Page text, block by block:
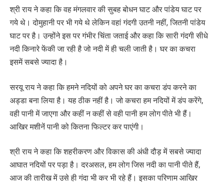
श्री राय ने कहा कि वह मंगलवार की सुबह बोधन घाट और पांडेय घाट पर
गये थे। दोमुहानी पर भी गये थे लेकिन वहां गंदगी उतनी नहीं, जितनी पांडेय
घाट पर है। उन्होंने इस पर गंभीर चिंता जताई और कहा कि सारी गंदगी सीधे
नदी किनारे फेंकी जा रही है जो नदी में ही चली जाती है। घर का कचरा
इसमें सबसे ज्यादा है।
सरयू राय ने कहा कि हमने नदियों को अपने घर का कचरा डंप करने का
अड्डा बना लिया है। यह ठीक नहीं है। जो कचरा हम नदियों में डंप करेंगे,
वही पानी में जाएगा और कहीं न कहीं से वही पानी हम लोग पीते भी हैं।
आखिर मशीनें पानी को कितना फिल्टर कर पाएंगी।
श्री राय ने कहा कि शहरीकरण और विकास की अंधी दौड़ में सबसे ज्यादा
आघात नदियों पर पड़ा है। दरअसल, हम लोग जिस नदी का पानी पीते हैं,
आज की तारीख में उसे ही गंदा भी कर भी रहे हैं। इसका परिणाम आखिर